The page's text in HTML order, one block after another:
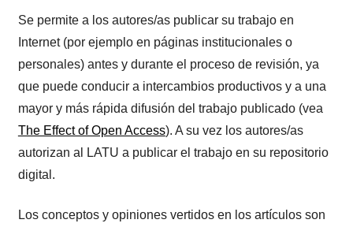
Se permite a los autores/as publicar su trabajo en
Internet (por ejemplo en páginas institucionales o
personales) antes y durante el proceso de revisión, ya
que puede conducir a intercambios productivos y a una
mayor y más rápida difusión del trabajo publicado (vea
The Effect of Open Access). A su vez los autores/as
autorizan al LATU a publicar el trabajo en su repositorio
digital.
Los conceptos y opiniones vertidos en los artículos son